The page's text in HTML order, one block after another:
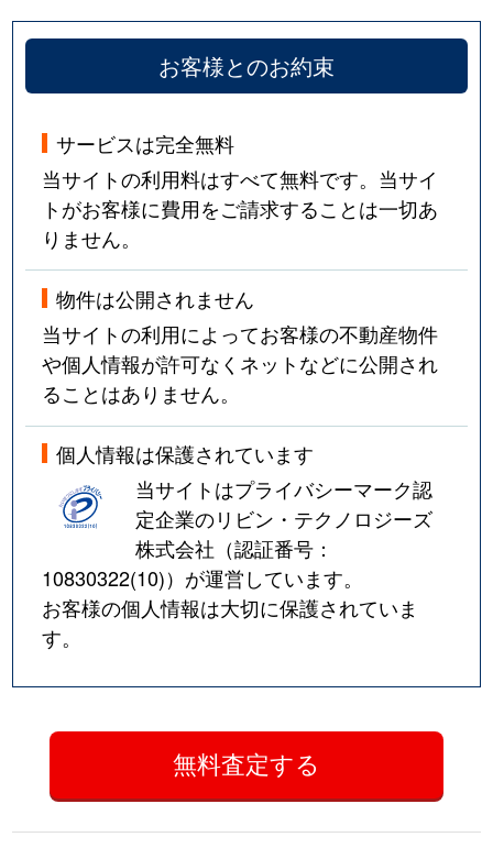
お客様とのお約束
サービスは完全無料
当サイトの利用料はすべて無料です。当サイ
トがお客様に費用をご請求することは一切あ
りません。
物件は公開されません
当サイトの利用によってお客様の不動産物件
や個人情報が許可なくネットなどに公開され
ることはありません。
個人情報は保護されています
当サイトはプライバシーマーク認
定企業のリビン・テクノロジーズ
株式会社（認証番号：
10830322(10)）が運営しています。
お客様の個人情報は大切に保護されていま
す。